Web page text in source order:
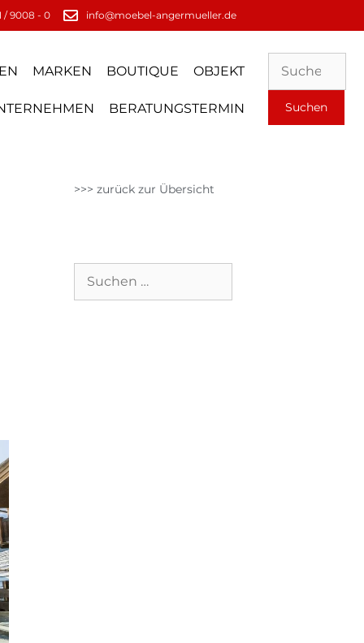
/ 9008 - 0 info@moebel-angermueller.de
MARKEN BOUTIQUE OBJEKT
BERATUNGSTERMIN
>>> zurück zur Übersicht